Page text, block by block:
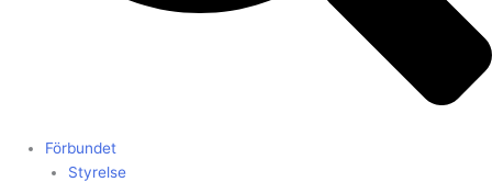
Förbundet
Styrelse